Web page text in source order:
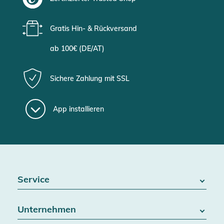
Gratis Hin- & Rückversand
ab 100€ (DE/AT)
Sichere Zahlung mit SSL
App installieren
Service
Batteriegesetz
Unternehmen